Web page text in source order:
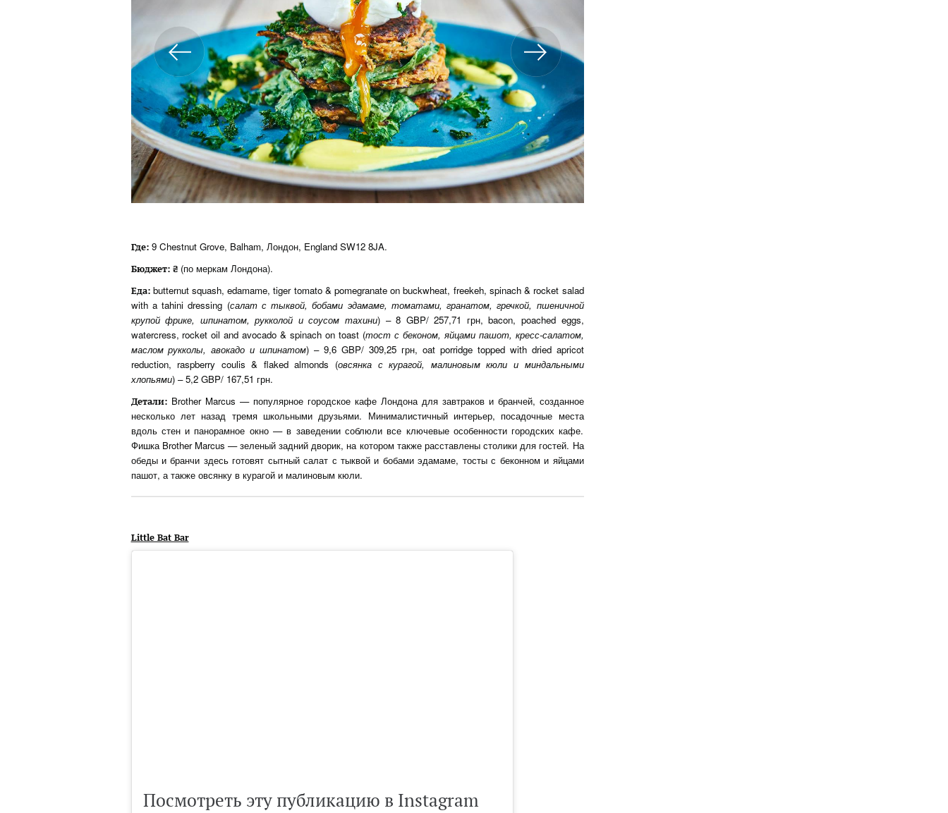
Где:9 Chestnut Grove, Balham, Лондон, England SW12 8JA.
Бюджет: ₴(по меркам Лондона).
Еда:butternut squash, edamame, tiger tomato & pomegranate on buckwheat, freekeh, spinach & rocket salad
with a tahini dressing (салат с тыквой, бобами эдамаме, томатами, гранатом, гречкой, пшеничной
крупой фрике, шпинатом, рукколой и соусом тахини) – 8 GBP/ 257,71 грн, bacon, poached eggs,
watercress, rocket oil and avocado & spinach on toast (тост с беконом, яйцами пашот, кресс-салатом,
маслом рукколы, авокадо и шпинатом) – 9,6 GBP/ 309,25 грн, oat porridge topped with dried apricot
reduction, raspberry coulis & flaked almonds (овсянка с курагой, малиновым кюли и миндальными
хлопьями) – 5,2 GBP/ 167,51 грн.
Детали:Brother Marcus — популярное городское кафе Лондона для завтраков и бранчей, созданное
несколько лет назад тремя школьными друзьями. Минималистичный интерьер, посадочные места
вдоль стен и панорамное окно — в заведении соблюли все ключевые особенности городских кафе.
Фишка Brother Marcus — зеленый задний дворик, на котором также расставлены столики для гостей. На
обеды и бранчи здесь готовят сытный салат с тыквой и бобами эдамаме, тосты с беконном и яйцами
пашот, а также овсянку в курагой и малиновым кюли.
Little Bat Bar
Посмотреть эту публикацию в Instagram